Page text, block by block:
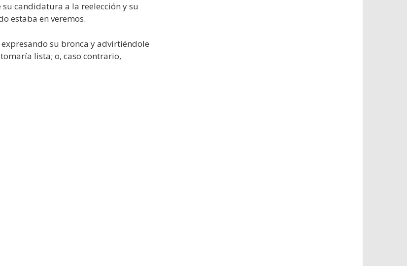
candidatura a la reelección y su
estaba en veremos.
su bronca y advirtiéndole
lista; o, caso contrario,